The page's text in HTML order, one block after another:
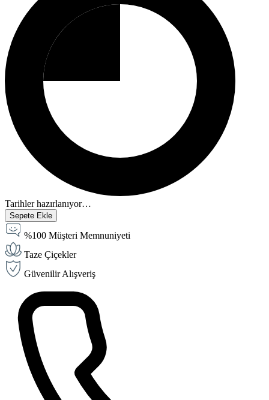
Tarihler hazırlanıyor…
Sepete Ekle
%100 Müşteri Memnuniyeti
Taze Çiçekler
Güvenilir Alışveriş